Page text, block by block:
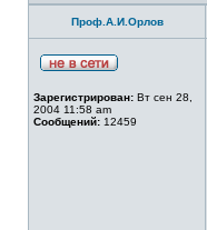
Проф.А.И.Орлов
Зарегистрирован: Вт сен 28,
2004 11:58 am
Сообщений: 12459